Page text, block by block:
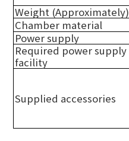
Weight (Approximately)
Chamber material
Power supply
Required power supply
facility
Supplied accessories